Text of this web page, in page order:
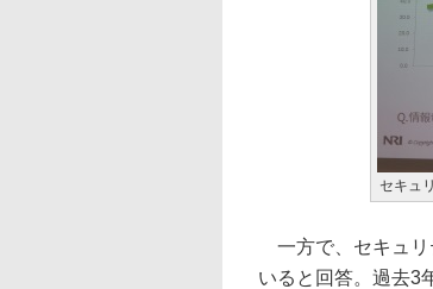
セキュ
一方で、セキュリ
いると回答。過去3